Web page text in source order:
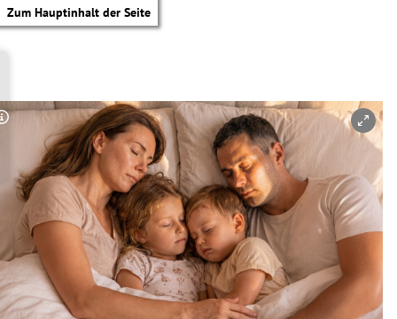
Zum Hauptinhalt der Seite
Copyright-Hinweis öffnen/schließen